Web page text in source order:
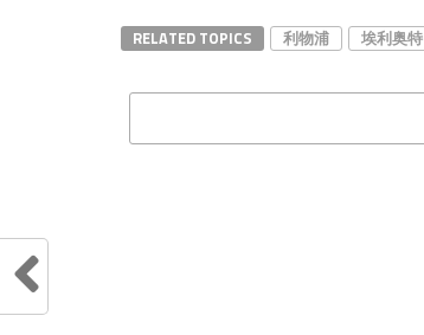
RELATED TOPICS 利物浦 埃利奥特